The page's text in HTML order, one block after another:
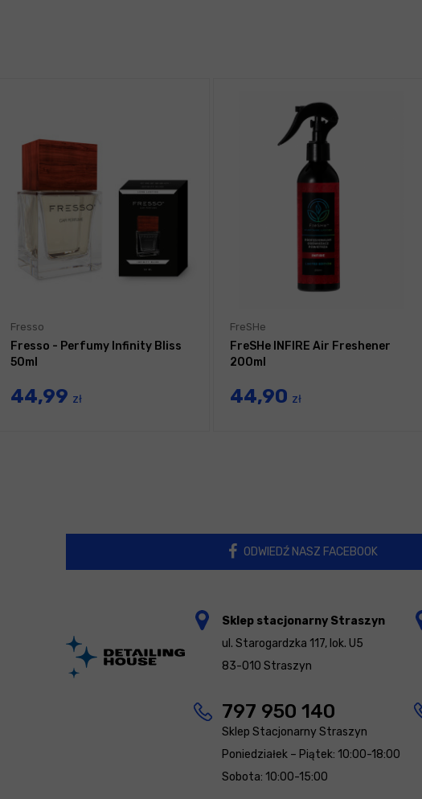
Fresso
Fresso - Perfumy Infinity Bliss
50ml
44,99 zł
FreSHe
FreSHe INFIRE Air Freshener
200ml
44,90 zł
ODWIEDŹ NASZ FACEBOOK
Sklep stacjonarny Straszyn
ul. Starogardzka 117, lok. U5
83-010 Straszyn
797 950 140
Sklep Stacjonarny Straszyn
Poniedziałek – Piątek: 10:00-18:00
Sobota: 10:00-15:00